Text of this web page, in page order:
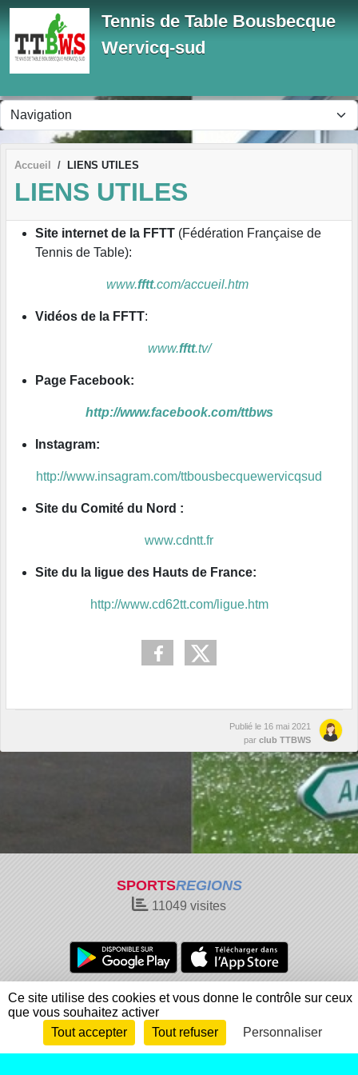
Tennis de Table Bousbecque
Wervicq-sud
Accueil LIENS UTILES
LIENS UTILES
Site internet de la FFTT (Fédération Française de
Tennis de Table):
www.fftt.com/accueil.htm
Vidéos de la FFTT:
www.fftt.tv/
Page Facebook:
http://www.facebook.com/ttbws
Instagram:
http://www.insagram.com/ttbousbecquewervicqsud
Site du Comité du Nord :
www.cdntt.fr
Site du la ligue des Hauts de France:
http://www.cd62tt.com/ligue.htm
Publié le 16 mai 2021
par club TTBWS
SPORTSREGIONS
11049 visites
Charte cookies
Gestion des cookies
Informations légales
Signaler un contenu inapproprié
Envie de participer ?
Connexion
Panneau de gestion des cookies
Ce site utilise des cookies et vous donne le contrôle sur ceux
que vous souhaitez activer
Tout accepter
Tout refuser Personnaliser